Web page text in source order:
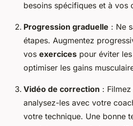
besoins spécifiques et à vos
Progression graduelle : Ne
étapes. Augmentez
vos exercices pour éviter
optimiser les gains
Vidéo de correction :
analysez-les avec votre
votre technique. Une bonne